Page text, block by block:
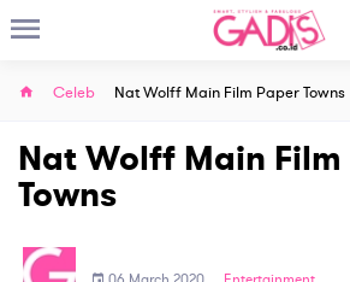
Celeb Nat Wolff Main Film Paper Towns
Nat Wolff Main Film
Towns